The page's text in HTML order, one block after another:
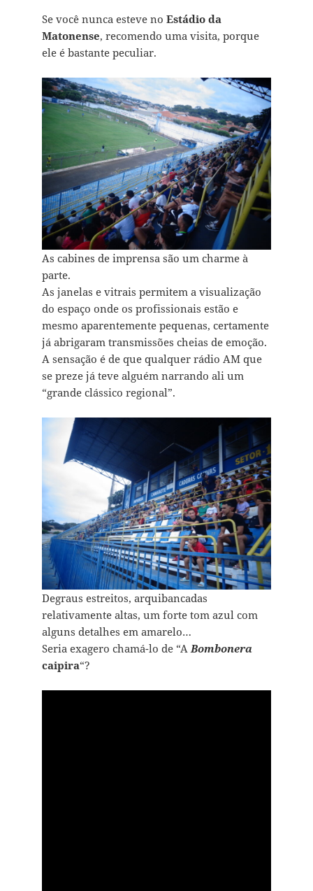
Se você nunca esteve no Estádio da
Matonense, recomendo uma visita, porque
ele é bastante peculiar.
As cabines de imprensa são um charme à
parte.
As janelas e vitrais permitem a visualização
do espaço onde os profissionais estão e
mesmo aparentemente pequenas, certamente
já abrigaram transmissões cheias de emoção.
A sensação é de que qualquer rádio AM que
se preze já teve alguém narrando ali um
“grande clássico regional”.
Degraus estreitos, arquibancadas
relativamente altas, um forte tom azul com
alguns detalhes em amarelo…
Seria exagero chamá-lo de “ABombonera
caipira“?